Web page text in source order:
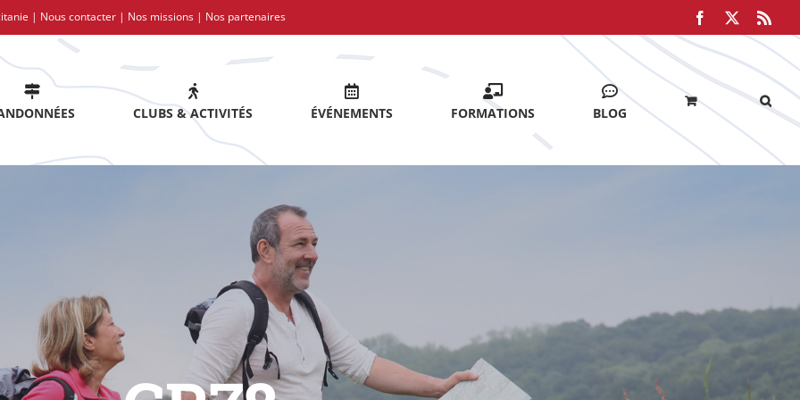
| Nous contacter | Nos missions | Nos partenaires Facebook
CLUBS & ACTIVITÉS ÉVÉNEMENTS FORMATIONS BLOG